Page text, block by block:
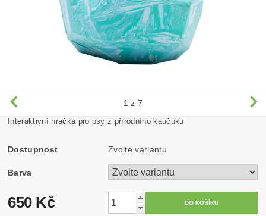
1 z 7
Interaktivní hračka pro psy z přírodního kaučuku
Dostupnost Zvolte variantu
Barva
650 Kč